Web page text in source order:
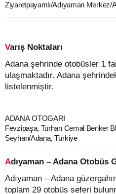
Ziyaretpayamlı/Adıyaman Merkez/
Varış Noktaları
Adana şehrinde otobüsler 1 farklı varış noktasına
ulaşmaktadır. Adana
listelenmiştir.
ADANA OTOGARI
Fevzipaşa, Turhan Cemal Beriker
Seyhan/Adana, Türkiye
Adıyaman – Adana Otobüs
Adıyaman – Adana
toplam 29 otobüs seferi